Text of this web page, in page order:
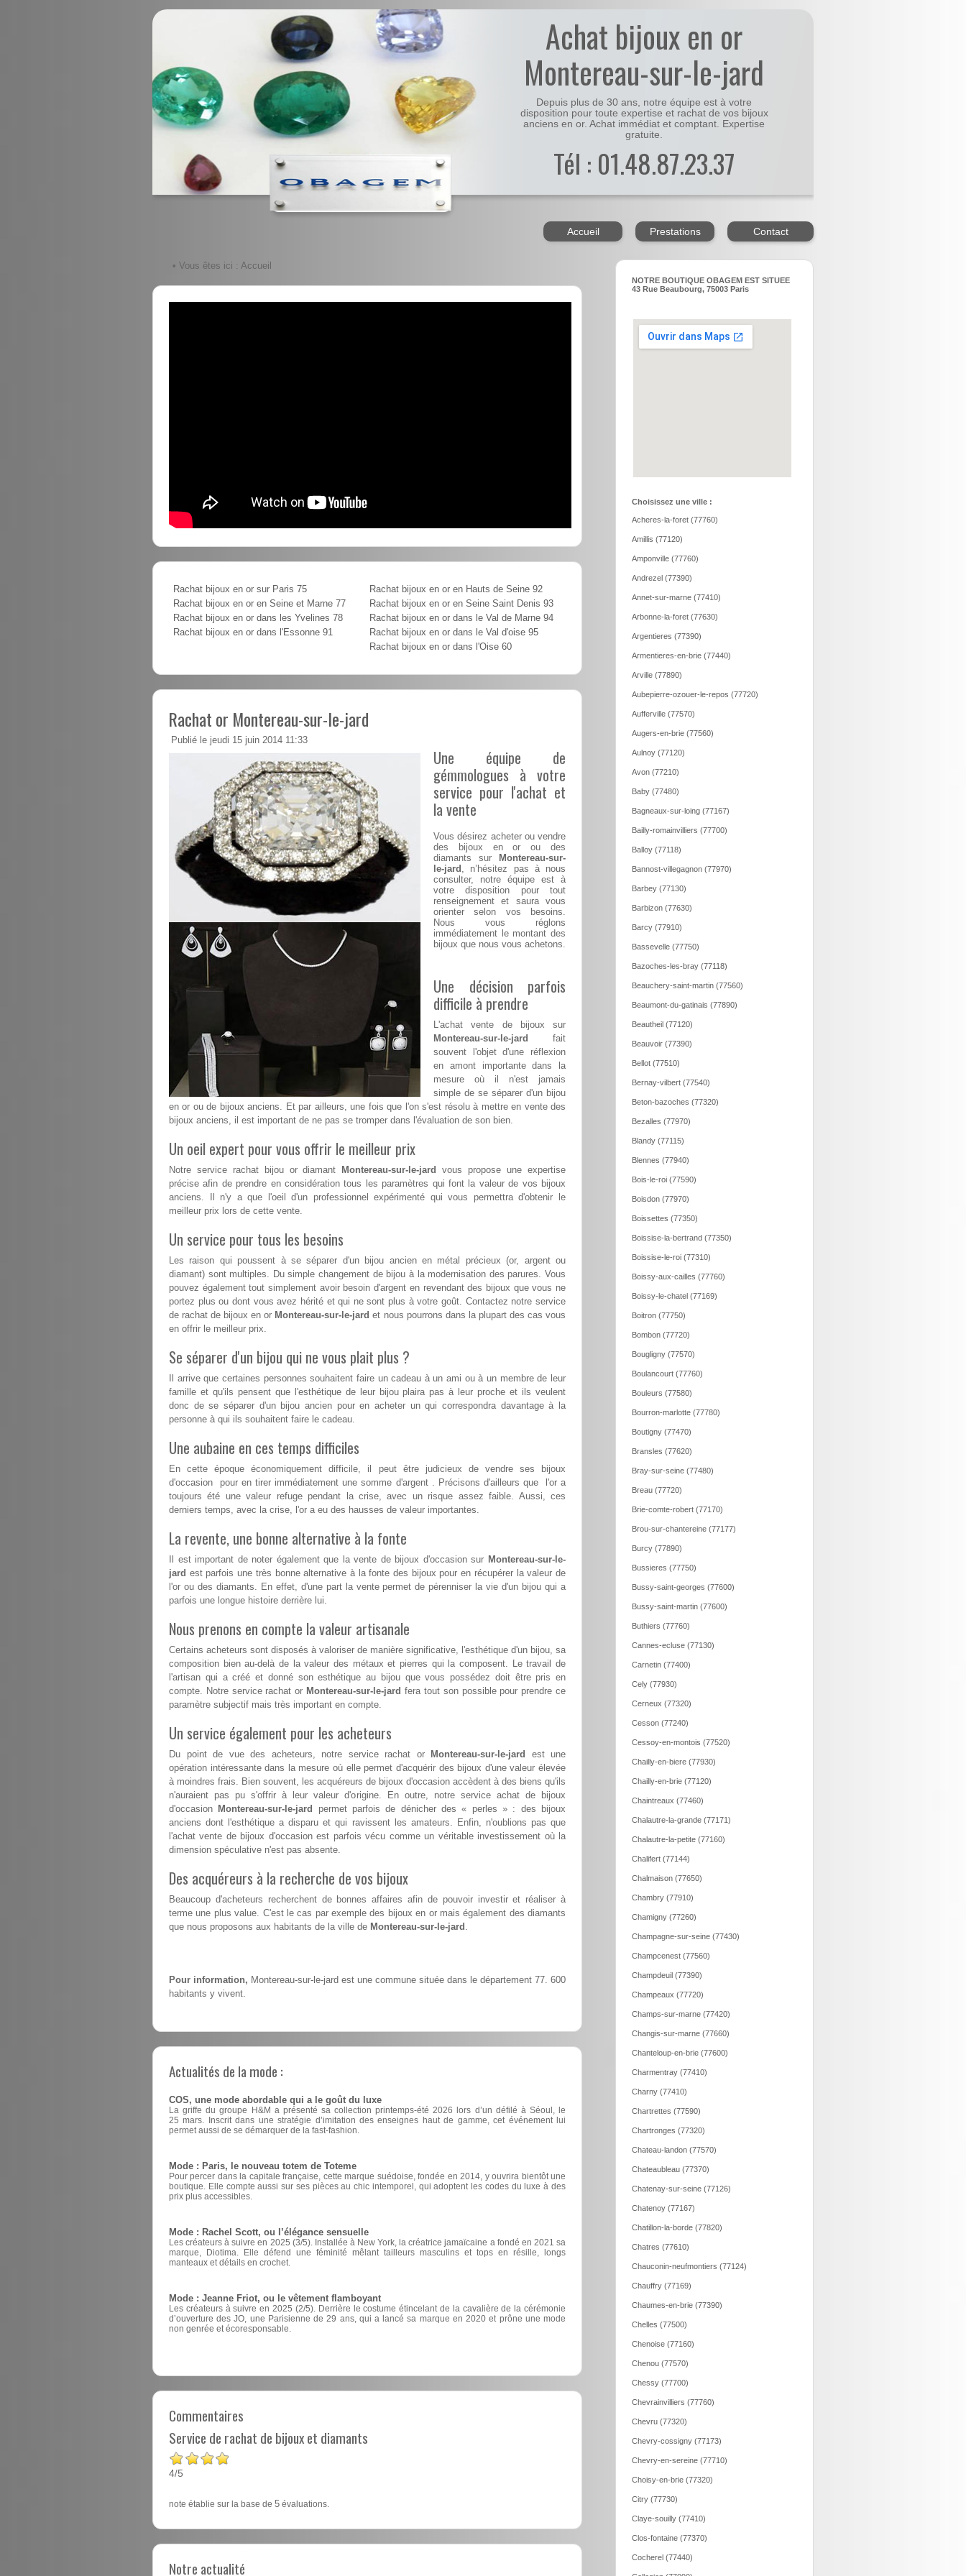
Achat bijoux en or
Montereau-sur-le-jard
Depuis plus de 30 ans, notre équipe est à votre
disposition pour toute expertise et rachat de vos bijoux
anciens en or. Achat immédiat et comptant. Expertise
gratuite.
Tél : 01.48.87.23.37
Accueil Prestations Contact
• Vous êtes ici : Accueil
Rachat bijoux en or sur Paris 75
Rachat bijoux en or en Seine et Marne 77
Rachat bijoux en or dans les Yvelines 78
Rachat bijoux en or dans l'Essonne 91
Rachat bijoux en or en Hauts de Seine 92
Rachat bijoux en or en Seine Saint Denis 93
Rachat bijoux en or dans le Val de Marne 94
Rachat bijoux en or dans le Val d'oise 95
Rachat bijoux en or dans l'Oise 60
Rachat or Montereau-sur-le-jard
Publié le jeudi 15 juin 2014 11:33
Une équipe de
gémmologues à votre
service pour l'achat et
la vente
Vous désirez acheter ou vendre
des bijoux en or ou des
diamants sur
Montereau-sur-
le-jard , n’hésitez pas à nous
consulter, notre équipe est à
votre disposition pour tout
renseignement et saura vous
orienter selon vos besoins.
Nous vous réglons
immédiatement le montant des
bijoux que nous vous achetons.
Une décision parfois
difficile à prendre
L'achat vente de bijoux sur
Montereau-sur-le-jard fait
souvent l'objet d'une réflexion
en amont importante dans la
mesure où il n'est jamais
simple de se séparer d'un bijou
en or ou de bijoux anciens. Et par ailleurs, une fois que l'on s'est résolu à mettre en vente des
bijoux anciens, il est important de ne pas se tromper dans l'évaluation de son bien.
Un oeil expert pour vous offrir le meilleur prix
Notre service rachat bijou or diamant Montereau-sur-le-jard vous propose une expertise
précise afin de prendre en considération tous les paramètres qui font la valeur de vos bijoux
anciens. Il n'y a que l'oeil d'un professionnel expérimenté qui vous permettra d'obtenir le
meilleur prix lors de cette vente.
Un service pour tous les besoins
Les raison qui poussent à se séparer d'un bijou ancien en métal précieux (or, argent ou
diamant) sont multiples. Du simple changement de bijou à la modernisation des parures. Vous
pouvez également tout simplement avoir besoin d'argent en revendant des bijoux que vous ne
portez plus ou dont vous avez hérité et qui ne sont plus à votre goût. Contactez notre service
de rachat de bijoux en or Montereau-sur-le-jard et nous pourrons dans la plupart des cas vous
en offrir le meilleur prix.
Se séparer d'un bijou qui ne vous plait plus ?
Il arrive que certaines personnes souhaitent faire un cadeau à un ami ou à un membre de leur
famille et qu'ils pensent que l'esthétique de leur bijou plaira pas à leur proche et ils veulent
donc de se séparer d'un bijou ancien pour en acheter un qui correspondra davantage à la
personne à qui ils souhaitent faire le cadeau.
Une aubaine en ces temps difficiles
En cette époque économiquement difficile, il peut être judicieux de vendre ses bijoux
d'occasion pour en tirer immédiatement une somme d'argent . Précisons d'ailleurs que l'or a
toujours été une valeur refuge pendant la crise, avec un risque assez faible. Aussi, ces
derniers temps, avec la crise, l'or a eu des hausses de valeur importantes.
La revente, une bonne alternative à la fonte
Il est important de noter également que la vente de bijoux d'occasion sur Montereau-sur-le-
jard est parfois une très bonne alternative à la fonte des bijoux pour en récupérer la valeur de
l'or ou des diamants. En effet, d'une part la vente permet de pérenniser la vie d'un bijou qui a
parfois une longue histoire derrière lui.
Nous prenons en compte la valeur artisanale
Certains acheteurs sont disposés à valoriser de manière significative, l'esthétique d'un bijou, sa
composition bien au-delà de la valeur des métaux et pierres qui la composent. Le travail de
l'artisan qui a créé et donné son esthétique au bijou que vous possédez doit être pris en
compte. Notre service rachat or Montereau-sur-le-jard fera tout son possible pour prendre ce
paramètre subjectif mais très important en compte.
Un service également pour les acheteurs
Du point de vue des acheteurs, notre service rachat or Montereau-sur-le-jard est une
opération intéressante dans la mesure où elle permet d'acquérir des bijoux d'une valeur élevée
à moindres frais. Bien souvent, les acquéreurs de bijoux d'occasion accèdent à des biens qu'ils
n'auraient pas pu s'offrir à leur valeur d'origine. En outre, notre service achat de bijoux
d'occasion Montereau-sur-le-jard permet parfois de dénicher des « perles » : des bijoux
anciens dont l'esthétique a disparu et qui ravissent les amateurs. Enfin, n'oublions pas que
l'achat vente de bijoux d'occasion est parfois vécu comme un véritable investissement où la
dimension spéculative n'est pas absente.
Des acquéreurs à la recherche de vos bijoux
Beaucoup d'acheteurs recherchent de bonnes affaires afin de pouvoir investir et réaliser à
terme une plus value. C'est le cas par exemple des bijoux en or mais également des diamants
que nous proposons aux habitants de la ville de Montereau-sur-le-jard
Pour information, Montereau-sur-le-jard est une commune située dans le département 77. 600
habitants y vivent.
Actualités de la mode :
COS, une mode abordable qui a le goût du luxe
La griffe du groupe H&M a présenté sa collection printemps-été 2026 lors d’un défilé à Séoul, le
25 mars. Inscrit dans une stratégie d’imitation des enseignes haut de gamme, cet événement lui
permet aussi de se démarquer de la fast-fashion.
Mode : Paris, le nouveau totem de Toteme
Pour percer dans la capitale française, cette marque suédoise, fondée en 2014, y ouvrira bientôt une
boutique. Elle compte aussi sur ses pièces au chic intemporel, qui adoptent les codes du luxe à des
prix plus accessibles.
Mode : Rachel Scott, ou l’élégance sensuelle
Les créateurs à suivre en 2025 (3/5). Installée à New York, la créatrice jamaïcaine a fondé en 2021 sa
marque, Diotima. Elle défend une féminité mêlant tailleurs masculins et tops en résille, longs
manteaux et détails en crochet.
Mode : Jeanne Friot, ou le vêtement flamboyant
Les créateurs à suivre en 2025 (2/5). Derrière le costume étincelant de la cavalière de la cérémonie
d’ouverture des JO, une Parisienne de 29 ans, qui a lancé sa marque en 2020 et prône une mode
non genrée et écoresponsable.
Commentaires
Service de rachat de bijoux et diamants
4/5
note établie sur la base de 5 évaluations.
Notre actualité
NOTRE BOUTIQUE OBAGEM EST SITUEE
43 Rue Beaubourg, 75003 Paris
Choisissez une ville :
Acheres-la-foret (77760)
Amillis (77120)
Amponville (77760)
Andrezel (77390)
Annet-sur-marne (77410)
Arbonne-la-foret (77630)
Argentieres (77390)
Armentieres-en-brie (77440)
Arville (77890)
Aubepierre-ozouer-le-repos (77720)
Aufferville (77570)
Augers-en-brie (77560)
Aulnoy (77120)
Avon (77210)
Baby (77480)
Bagneaux-sur-loing (77167)
Bailly-romainvilliers (77700)
Balloy (77118)
Bannost-villegagnon (77970)
Barbey (77130)
Barbizon (77630)
Barcy (77910)
Bassevelle (77750)
Bazoches-les-bray (77118)
Beauchery-saint-martin (77560)
Beaumont-du-gatinais (77890)
Beautheil (77120)
Beauvoir (77390)
Bellot (77510)
Bernay-vilbert (77540)
Beton-bazoches (77320)
Bezalles (77970)
Blandy (77115)
Blennes (77940)
Bois-le-roi (77590)
Boisdon (77970)
Boissettes (77350)
Boissise-la-bertrand (77350)
Boissise-le-roi (77310)
Boissy-aux-cailles (77760)
Boissy-le-chatel (77169)
Boitron (77750)
Bombon (77720)
Bougligny (77570)
Boulancourt (77760)
Bouleurs (77580)
Bourron-marlotte (77780)
Boutigny (77470)
Bransles (77620)
Bray-sur-seine (77480)
Breau (77720)
Brie-comte-robert (77170)
Brou-sur-chantereine (77177)
Burcy (77890)
Bussieres (77750)
Bussy-saint-georges (77600)
Bussy-saint-martin (77600)
Buthiers (77760)
Cannes-ecluse (77130)
Carnetin (77400)
Cely (77930)
Cerneux (77320)
Cesson (77240)
Cessoy-en-montois (77520)
Chailly-en-biere (77930)
Chailly-en-brie (77120)
Chaintreaux (77460)
Chalautre-la-grande (77171)
Chalautre-la-petite (77160)
Chalifert (77144)
Chalmaison (77650)
Chambry (77910)
Chamigny (77260)
Champagne-sur-seine (77430)
Champcenest (77560)
Champdeuil (77390)
Champeaux (77720)
Champs-sur-marne (77420)
Changis-sur-marne (77660)
Chanteloup-en-brie (77600)
Charmentray (77410)
Charny (77410)
Chartrettes (77590)
Chartronges (77320)
Chateau-landon (77570)
Chateaubleau (77370)
Chatenay-sur-seine (77126)
Chatenoy (77167)
Chatillon-la-borde (77820)
Chatres (77610)
Chauconin-neufmontiers (77124)
Chauffry (77169)
Chaumes-en-brie (77390)
Chelles (77500)
Chenoise (77160)
Chenou (77570)
Chessy (77700)
Chevrainvilliers (77760)
Chevru (77320)
Chevry-cossigny (77173)
Chevry-en-sereine (77710)
Choisy-en-brie (77320)
Citry (77730)
Claye-souilly (77410)
Clos-fontaine (77370)
Cocherel (77440)